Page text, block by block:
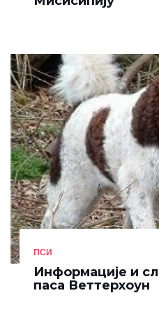
ПСИ
Информације и
паса Веттерхоун